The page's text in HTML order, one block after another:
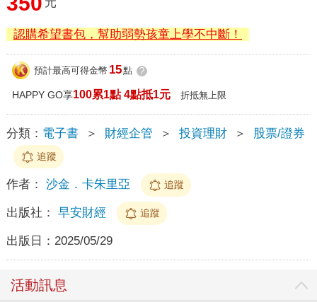
認購希望書包，幫助弱勢孩童上學不中斷！
預計最高可得金幣 15點 ?
HAPPY GO享100累1點 4點抵1元 折抵無上限
分類： 電子書 ＞ 財經企管 ＞ 投資理財 ＞ 股票/證券
追蹤
作者： 沙金．卡朱里亞 追蹤
出版社： 早安財經 追蹤
出版日： 2025/05/29
活動訊息